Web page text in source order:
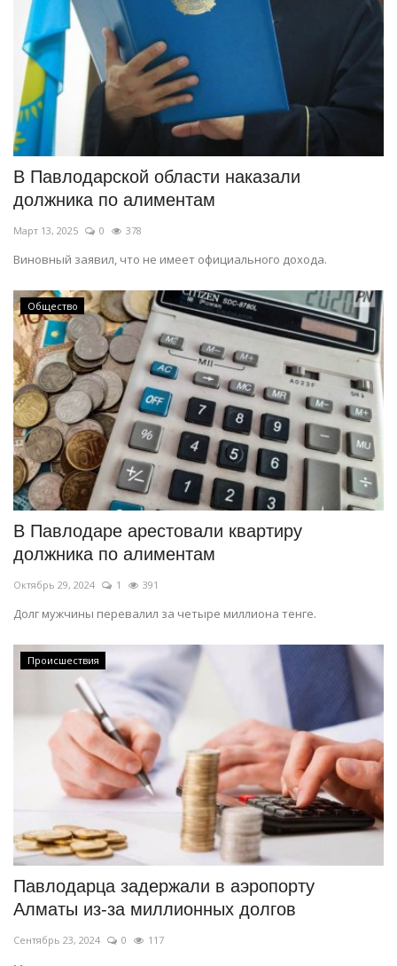
В Павлодарской области наказали
должника по алиментам
Март 13, 2025 0 378
Виновный заявил, что не имеет официального дохода.
Общество
В Павлодаре арестовали квартиру
должника по алиментам
Октябрь 29, 2024 1 391
Долг мужчины перевалил за четыре миллиона тенге.
Происшествия
Павлодарца задержали в аэропорту
Алматы из-за миллионных долгов
Сентябрь 23, 2024 0 117